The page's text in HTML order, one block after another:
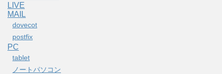
LIVE
MAIL
dovecot
postfix
PC
tablet
ノートパソコン